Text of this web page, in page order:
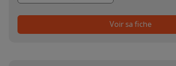
Voir sa fiche